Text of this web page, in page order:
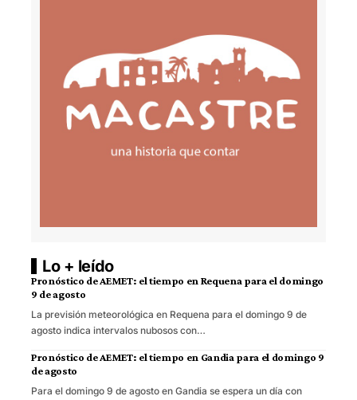
Lo + leído
Pronóstico de AEMET: el tiempo en Requena para el domingo
9 de agosto
La previsión meteorológica en Requena para el domingo 9 de
agosto indica intervalos nubosos con…
Pronóstico de AEMET: el tiempo en Gandia para el domingo 9
de agosto
Para el domingo 9 de agosto en Gandia se espera un día con